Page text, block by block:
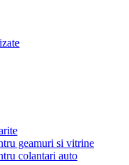
geamuri si vitrine
colantari auto